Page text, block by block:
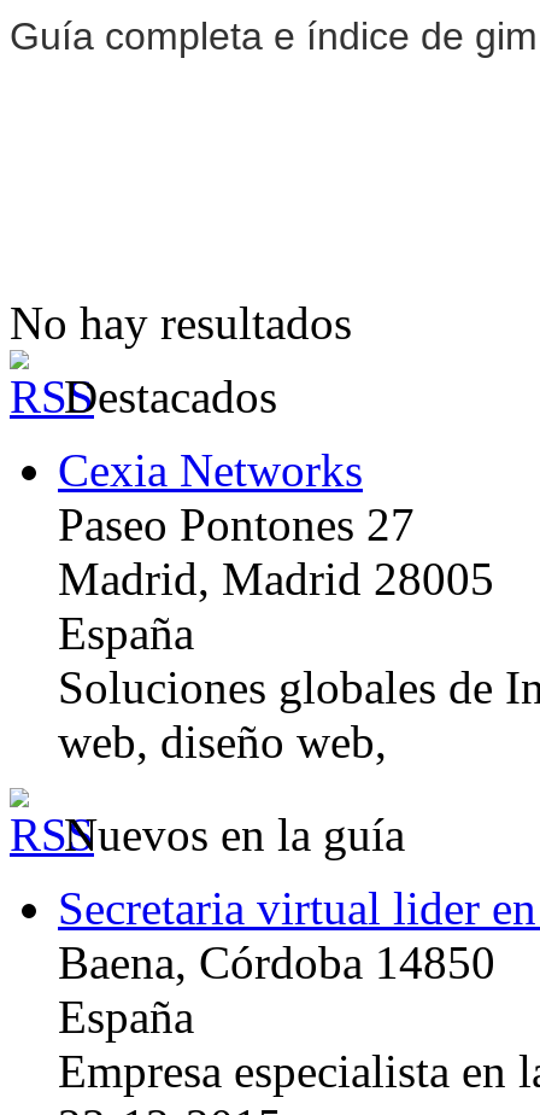
Guía completa e índice de
No hay resultados
Destacados
Cexia Networks
Paseo Pontones 27
Madrid, Madrid 28005
España
Soluciones globales de
web, diseño web,
Nuevos en la guía
Secretaria virtual lider
Baena, Córdoba 14850
España
Empresa especialista en